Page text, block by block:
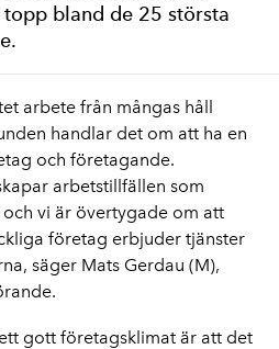
bland de 25 största
arbete från mångas håll
handlar det om att ha en
och företagande.
arbetstillfällen som
vi är övertygade om att
företag erbjuder tjänster
säger Mats Gerdau (M),
gott företagsklimat är att det